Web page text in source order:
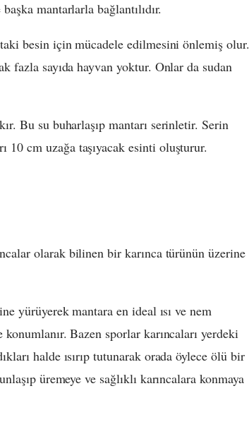
mantarlarla bağlantılıdır.
besin için mücadele edilmesini önlemiş olur.
fazla sayıda hayvan yoktur. Onlar da sudan
Bu su buharlaşıp mantarı serinletir. Serin
10 cm uzağa taşıyacak esinti oluşturur.
olarak bilinen bir karınca türünün üzerine
yürüyerek mantara en ideal ısı ve nem
Bazen sporlar karıncaları yerdeki
halde ısırıp tutunarak orada öylece ölü bir
üremeye ve sağlıklı karıncalara konmaya